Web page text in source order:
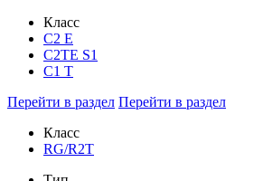
Класс
С2 Е
C2TE S1
C1 T
Перейти в раздел Перейти в раздел
Класс
RG/R2T